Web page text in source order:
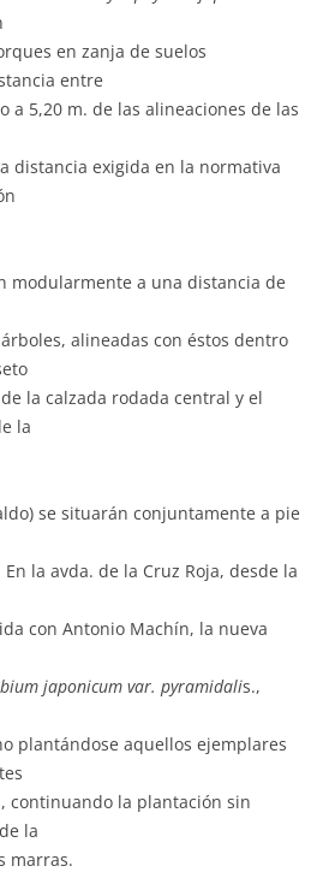
en zanja de suelos
entre
a 5,20 m. de las alineaciones de las
distancia exigida en la normativa
modularmente a una distancia de
alineadas con éstos dentro
la calzada rodada central y el
la
se situarán conjuntamente a pie
la avda. de la Cruz Roja, desde la
con Antonio Machín, la nueva
japonicum var. pyramidalis.,
plantándose aquellos ejemplares
continuando la plantación sin
la
marras.